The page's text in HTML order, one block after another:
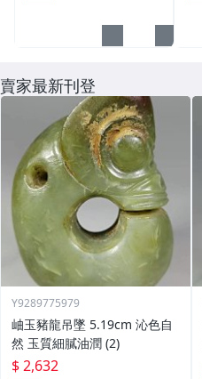
賣家最新刊登
Y9289775979
岫玉豬龍吊墜 5.19cm 沁色自
然 玉質細膩油潤 (2)
$ 2,632